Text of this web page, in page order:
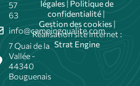
57
63
info@campingqualite.com
7 Quai de la
Vallée -
44340
Bouguenais
légales | Politique de
confidentialité |
Gestion des cookies|
Réalisation site internet :
Strat Engine